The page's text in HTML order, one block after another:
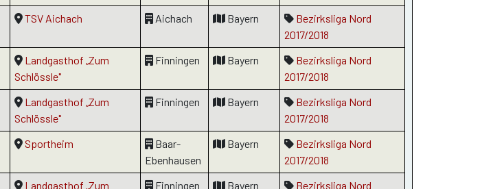
TSV Aichach Aichach Bayern
Bezirksliga Nord
2017/2018
Landgasthof „Zum
Schlössle"
Finningen Bayern
Bezirksliga Nord
2017/2018
Landgasthof „Zum
Schlössle"
Finningen Bayern
Bezirksliga Nord
2017/2018
Sportheim
Baar-
Ebenhausen
Bayern
Bezirksliga Nord
2017/2018
Landgasthof „Zum Finningen Bayern Bezirksliga Nord